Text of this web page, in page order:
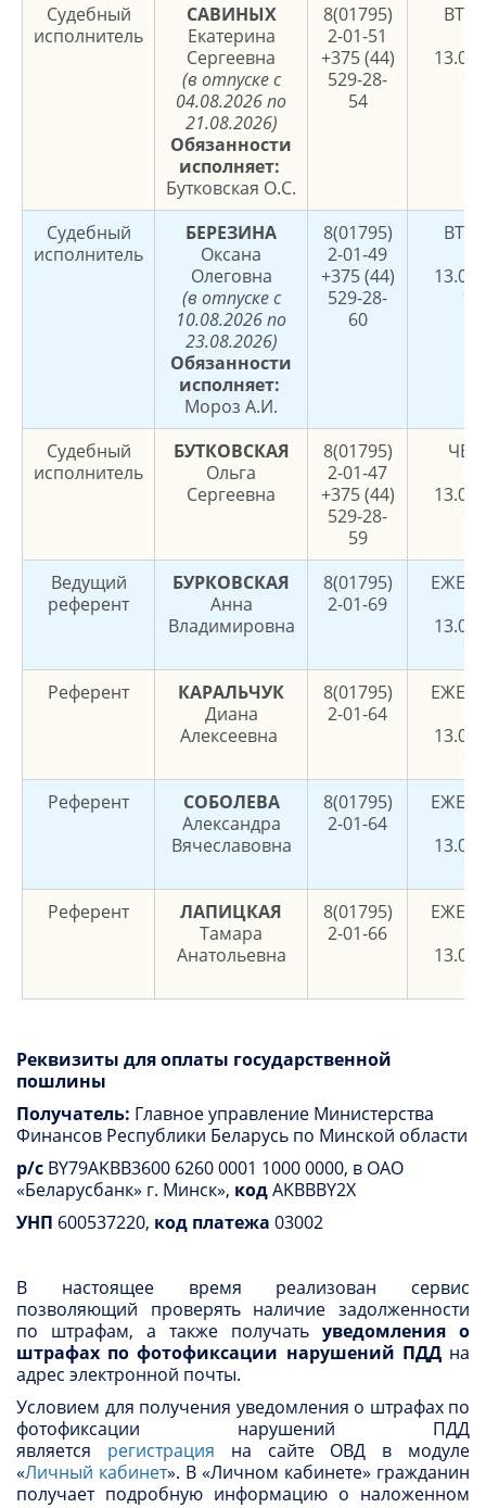
Судебный
исполнитель
САВИНЫХ
Екатерина
Сергеевна
(в отпуске с
04.08.2026 по
21.08.2026)
Обязанности
исполняет:
Бутковская О.С.
8(01795)
2-01-51
+375 (44)
529-28-
54
Судебный
исполнитель
БЕРЕЗИНА
Оксана
Олеговна
(в отпуске с
10.08.2026 по
23.08.2026)
Обязанности
исполняет:
Мороз А.И.
8(01795)
2-01-49
+375 (44)
529-28-
60
Судебный
исполнитель
БУТКОВСКАЯ
Ольга
Сергеевна
8(01795)
2-01-47
+375 (44)
529-28-
59
Ведущий
референт
БУРКОВСКАЯ
Анна
Владимировна
8(01795)
2-01-69
Референт
КАРАЛЬЧУК
Диана
Алексеевна
8(01795)
2-01-64
Референт
СОБОЛЕВА
Александра
Вячеславовна
8(01795)
2-01-64
Референт
ЛАПИЦКАЯ
Тамара
Анатольевна
8(01795)
2-01-66
Реквизиты для оплаты государственной
пошлины
Получатель: Главное управление Министерства
Финансов Республики Беларусь по Минской области
р/с BY79AKBB3600 6260 0001 1000 0000, в ОАО
«Беларусбанк» г. Минск», кодAKBBBY2X
УНП 600537220, код платежа 03002
В настоящее время реализован сервис
позволяющий проверять наличие задолженности
по штрафам, а также получать уведомления о
штрафах по фотофиксации нарушений ПДДна
адрес электронной почты.
Условием для получения уведомления о штрафах по
фотофиксации нарушений ПДД
является регистрация на сайте ОВД в модуле
«Личный кабинет». В «Личном кабинете» гражданин
получает подробную информацию о наложенном